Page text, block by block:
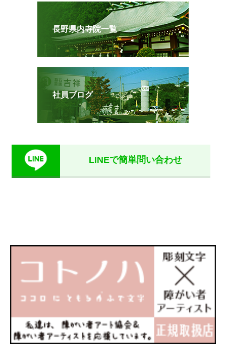
長野県内寺院一覧
社員ブログ
LINEで簡単問い合わせ